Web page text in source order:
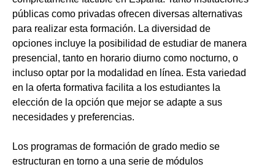
públicas como privadas ofrecen diversas alternativas
para realizar esta formación. La diversidad de
opciones incluye la posibilidad de estudiar de manera
presencial, tanto en horario diurno como nocturno, o
incluso optar por la modalidad en línea. Esta variedad
en la oferta formativa facilita a los estudiantes la
elección de la opción que mejor se adapte a sus
necesidades y preferencias.
Los programas de formación de grado medio se
estructuran en torno a una serie de módulos